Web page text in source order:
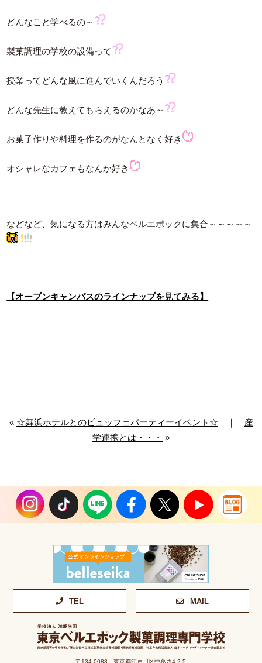
どんなこと学べるの～
製菓調理の学校の設備って
授業ってどんな風に進んでいくんだろう
どんな先生に教えてもらえるのかなあ～
お菓子作りや料理を作るのがなんとなく好き
オシャレなカフェもなんか好き
などなど、気になる方はみんなベルエポックに集合～～～～～
【オープンキャンパスのラインナップを見てみる】
« ☆舞浜ホテルとのビュッフェパーティーイベント☆ ｜ 産
学連携とは・・・
»
TEL MAIL
〒134-0083 東京都江戸川区中葛西4-2-5